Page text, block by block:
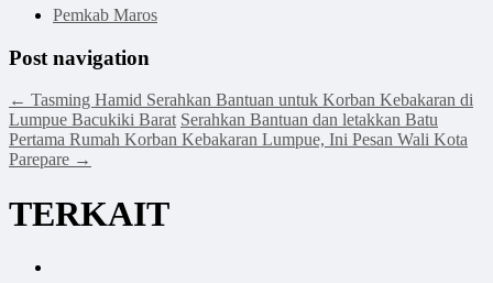
Pemkab Maros
Post navigation
← Tasming Hamid Serahkan Bantuan untuk Korban Kebakaran di
Lumpue Bacukiki Barat Serahkan Bantuan dan letakkan Batu
Pertama Rumah Korban Kebakaran Lumpue, Ini Pesan Wali Kota
Parepare →
TERKAIT